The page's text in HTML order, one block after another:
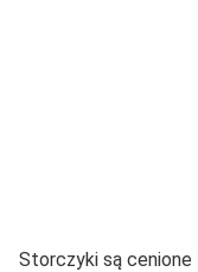
Storczyki są